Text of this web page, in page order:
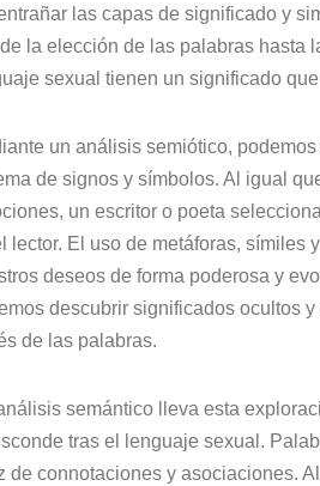
las capas de significado y
la elección de las palabras hasta
sexual tienen un significado
un análisis semiótico,
de signos y símbolos. Al igual
un escritor o poeta
lector. El uso de metáforas, símiles
deseos de forma poderosa y
descubrir significados ocultos
de las palabras.
semántico lleva esta
tras el lenguaje sexual.
de connotaciones y asociaciones.